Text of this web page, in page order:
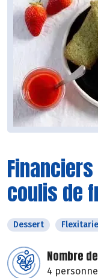
coulis de
Dessert
Nombre
4